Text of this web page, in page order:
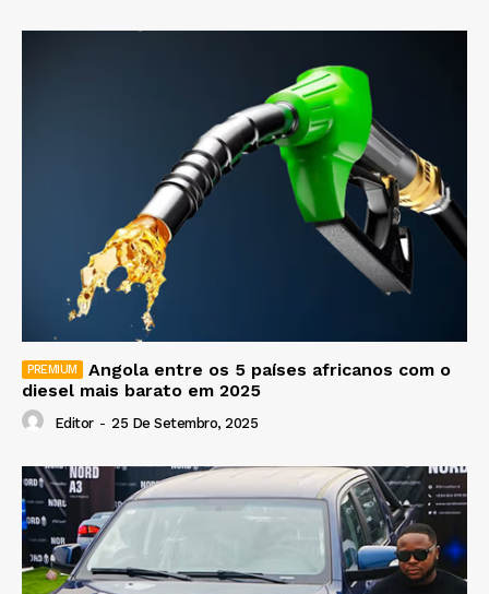
Angola entre os 5 países africanos com o
diesel mais barato em 2025
Editor - 25 De Setembro, 2025